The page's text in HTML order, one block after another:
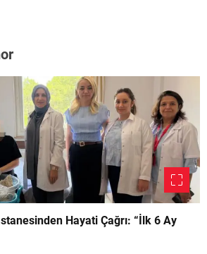
Hayati Çağrı: “İlk 6 Ay